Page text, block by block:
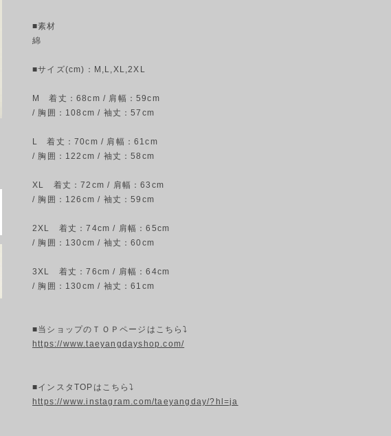
■素材
綿
■サイズ(cm)：M,L,XL,2XL
M 着丈：68cm / 肩幅：59cm
/ 胸囲：108cm / 袖丈：57cm
L 着丈：70cm / 肩幅：61cm
/ 胸囲：122cm / 袖丈：58cm
XL 着丈：72cm / 肩幅：63cm
/ 胸囲：126cm / 袖丈：59cm
2XL 着丈：74cm / 肩幅：65cm
/ 胸囲：130cm / 袖丈：60cm
3XL 着丈：76cm / 肩幅：64cm
/ 胸囲：130cm / 袖丈：61cm
■当ショップのＴＯＰページはこちら⤵
https://www.taeyangdayshop.com/
■インスタTOPはこちら⤵
https://www.instagram.com/taeyangday/?hl=ja